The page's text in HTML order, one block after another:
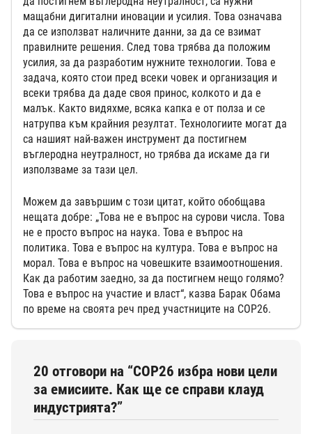
мащабни дигитални иновации и усилия. Това означава
да се използват наличните данни, за да се взимат
правилните решения. След това трябва да положим
усилия, за да разработим нужните технологии. Това е
задача, която стои пред всеки човек и организация и
всеки трябва да даде своя принос, колкото и да е
малък. Както видяхме, всяка капка е от полза и се
натрупва към крайния резултат. Технологиите могат да
са нашият най-важен инструмент да постигнем
въглеродна неутралност, но трябва да искаме да ги
използваме за тази цел.
Можем да завършим с този цитат, който обобщава
нещата добре: „Това не е въпрос на сурови числа. Това
не е просто въпрос на наука. Това е въпрос на
политика. Това е въпрос на култура. Това е въпрос на
морал. Това е въпрос на човешките взаимоотношения.
Как да работим заедно, за да постигнем нещо голямо?
Това е въпрос на участие и власт“, казва Барак Обама
по време на своята реч пред участниците на COP26.
20 отговори на “COP26 избра нови цели
за емисиите. Как ще се справи клауд
индустрията?”